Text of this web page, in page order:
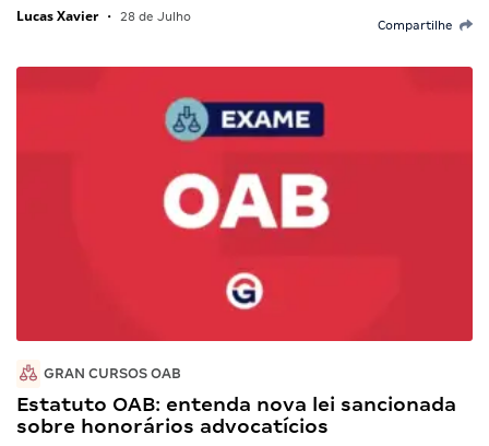
Lucas Xavier • 28 de Julho
Compartilhe
GRAN CURSOS OAB
Estatuto OAB: entenda nova lei sancionada
sobre honorários advocatícios